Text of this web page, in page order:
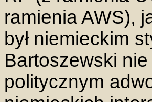
ramienia AWS),
był niemieckim
Bartoszewski
politycznym